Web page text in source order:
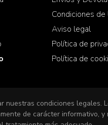
Condiciones de
Aviso legal
Política de
Política de
condiciones
de carácter informativo,